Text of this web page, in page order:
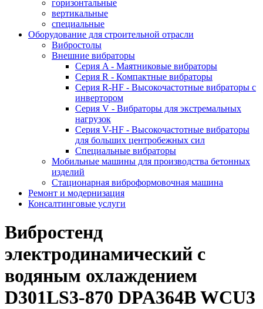
горизонтальные
вертикальные
специальные
Оборудование для строительной отрасли
Вибростолы
Внешние вибраторы
Серия A - Маятниковые вибраторы
Серия R - Компактные вибраторы
Серия R-HF - Высокочастотные вибраторы с
инвертором
Серия V - Вибраторы для экстремальных
нагрузок
Серия V-HF - Высокочастотные вибраторы
для больших центробежных сил
Специальные вибраторы
Мобильные машины для производства бетонных
изделий
Стационарная виброформовочная машина
Ремонт и модернизация
Консалтинговые услуги
Вибростенд
электродинамический с
водяным охлаждением
D301LS3-870 DPA364B WCU3